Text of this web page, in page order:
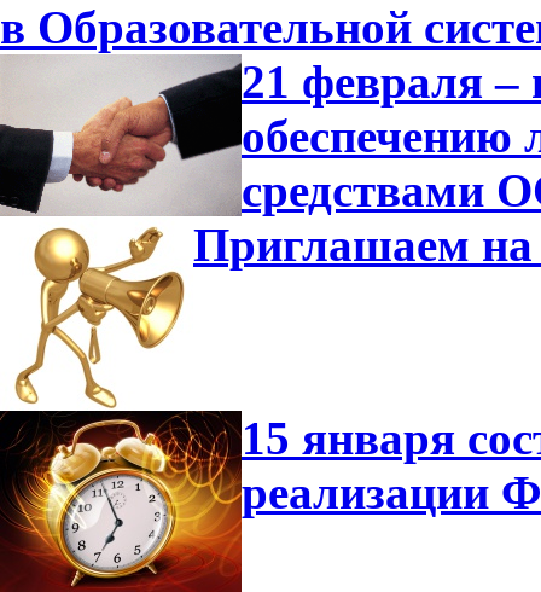
в Образовательной
21 февраля
обеспечению
средствами
Приглашаем на
15 января
реализации